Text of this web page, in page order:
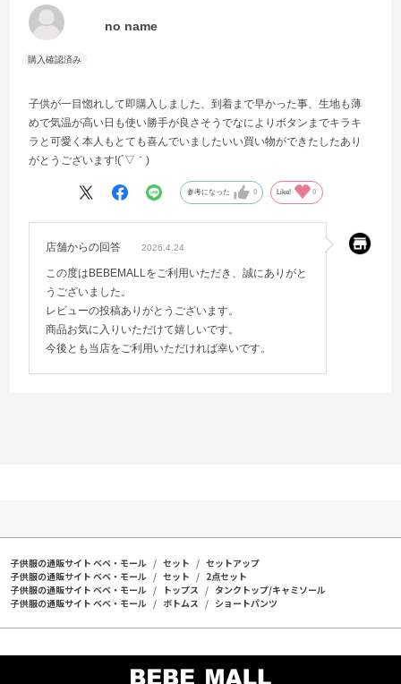
no name
子供が一目惚れして即購入しました、到着まで早かった事、生地も薄
めで気温が高い日も使い勝手が良さそうでなによりボタンまでキラキ
ラと可愛く本人もとても喜んでいましたいい買い物ができたしたあり
がとうございます!(´▽｀)
参考になった 0 Like! 0
店舗からの回答 2026.4.24
この度はBEBEMALLをご利用いただき、誠にありがと
うございました。
レビューの投稿ありがとうございます。
商品お気に入りいただけて嬉しいです。
今後とも当店をご利用いただければ幸いです。
子供服の通販サイト ベベ・モール セット
セットアップ
子供服の通販サイト ベベ・モール
セット
2点セット
子供服の通販サイト ベベ・モール
トップス
タンクトップ/キャミソール
子供服の通販サイト ベベ・モール
ボトムス ショートパンツ